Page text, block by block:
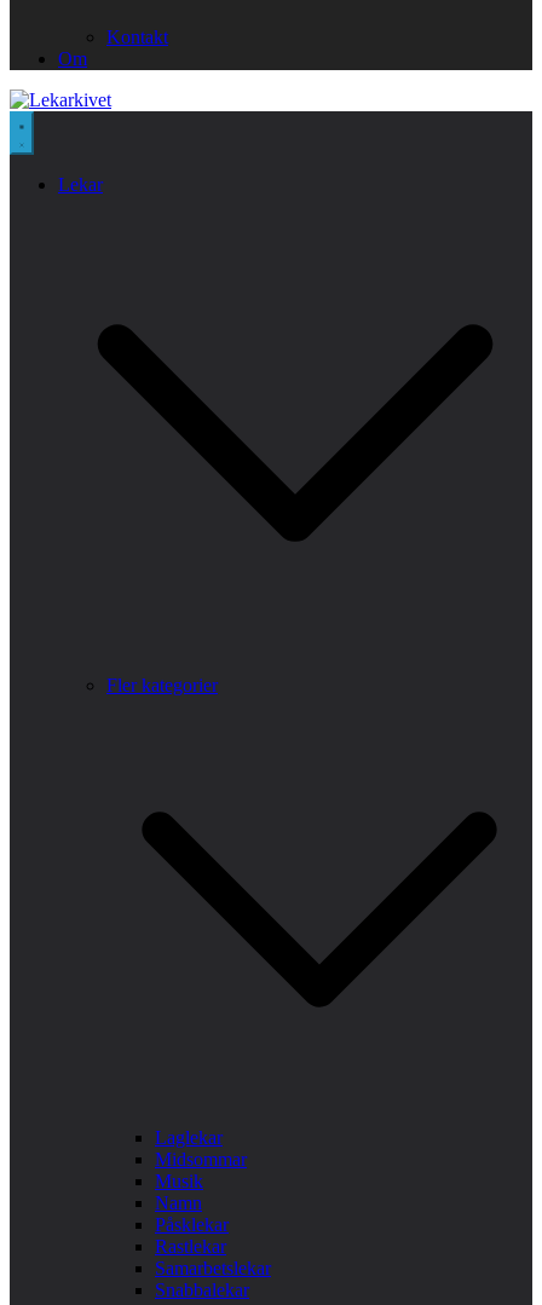
Kontakt
Om
Lekar
Fler kategorier
Laglekar
Midsommar
Musik
Namn
Påsklekar
Rastlekar
Samarbetslekar
Snabbalekar